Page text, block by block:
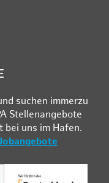
su­chen im­mer­zu
Stel­len­an­ge­bo­te
bei uns im Ha­fen.